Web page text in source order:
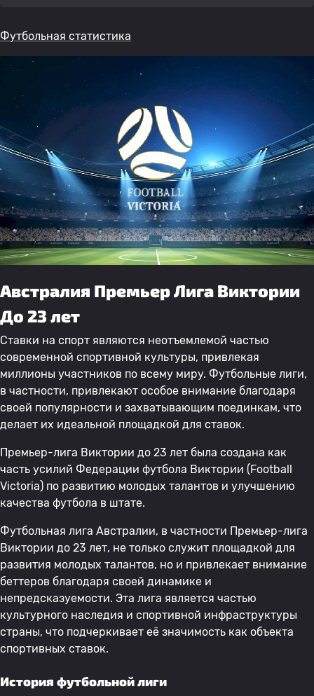
Футбольная статистика
Австралия Премьер Лига Виктории
До 23 лет
Ставки на спорт являются неотъемлемой частью
современной спортивной культуры, привлекая
миллионы участников по всему миру. Футбольные лиги,
в частности, привлекают особое внимание благодаря
своей популярности и захватывающим поединкам, что
делает их идеальной площадкой для ставок.
Премьер-лига Виктории до 23 лет была создана как
часть усилий Федерации футбола Виктории (Football
Victoria) по развитию молодых талантов и улучшению
качества футбола в штате.
Футбольная лига Австралии, в частности Премьер-лига
Виктории до 23 лет, не только служит площадкой для
развития молодых талантов, но и привлекает внимание
беттеров благодаря своей динамике и
непредсказуемости. Эта лига является частью
культурного наследия и спортивной инфраструктуры
страны, что подчеркивает её значимость как объекта
спортивных ставок.
История футбольной лиги